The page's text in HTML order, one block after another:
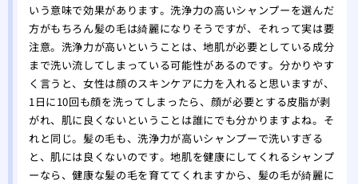
いう意味で効果があります。洗浄力の高いシャンプーを選んだ
方がもちろん髪の毛は綺麗になりそうですが、それって実は要
注意。洗浄力が高いということは、地肌が必要としている成分
まで洗い流してしまっている可能性があるのです。分かりやす
く言うと、女性は顔のスキンケアに力を入れると思いますが、
1日に10回も顔を洗ってしまったら、顔が必要とする皮脂が剥
がれ、肌に良くないということは誰にでも分かりますよね。そ
れと同じ。髪の毛も、洗浄力が高いシャンプーで洗いすぎる
と、肌には良くないのです。地肌を健康にしてくれるシャンプ
ーなら、健康な髪の毛を育ててくれますから、髪の毛が綺麗に